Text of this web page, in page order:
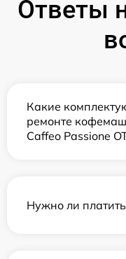
Ответы
Какие
ремонте
Caffeo Passione
Нужно ли